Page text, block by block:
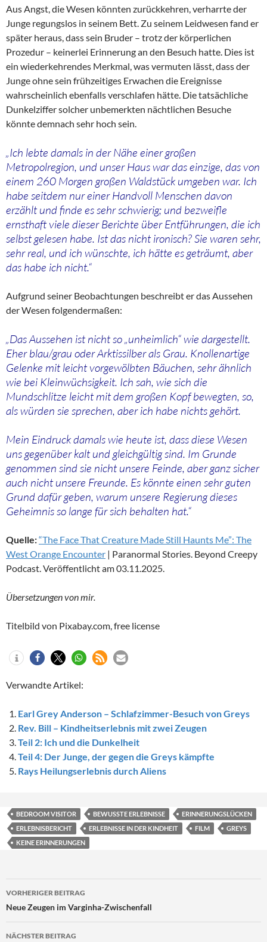
Aus Angst, die Wesen könnten zurückkehren, verharrte der
Junge regungslos in seinem Bett. Zu seinem Leidwesen fand er
später heraus, dass sein Bruder – trotz der körperlichen
Prozedur – keinerlei Erinnerung an den Besuch hatte. Dies ist
ein wiederkehrendes Merkmal, was vermuten lässt, dass der
Junge ohne sein frühzeitiges Erwachen die Ereignisse
wahrscheinlich ebenfalls verschlafen hätte. Die tatsächliche
Dunkelziffer solcher unbemerkten nächtlichen Besuche
könnte demnach sehr hoch sein.
„Ich lebte damals in der Nähe einer großen
Metropolregion, und unser Haus war das einzige, das von
einem 260 Morgen großen Waldstück umgeben war. Ich
habe seitdem nur einer Handvoll Menschen davon
erzählt und finde es sehr schwierig; und bezweifle
ernsthaft viele dieser Berichte über Entführungen, die ich
selbst gelesen habe. Ist das nicht ironisch? Sie waren sehr,
sehr real, und ich wünschte, ich hätte es geträumt, aber
das habe ich nicht.“
Aufgrund seiner Beobachtungen beschreibt er das Aussehen
der Wesen folgendermaßen:
„Das Aussehen ist nicht so „unheimlich“ wie dargestellt.
Eher blau/grau oder Arktissilber als Grau. Knollenartige
Gelenke mit leicht vorgewölbten Bäuchen, sehr ähnlich
wie bei Kleinwüchsigkeit. Ich sah, wie sich die
Mundschlitze leicht mit dem großen Kopf bewegten, so,
als würden sie sprechen, aber ich habe nichts gehört.
Mein Eindruck damals wie heute ist, dass diese Wesen
uns gegenüber kalt und gleichgültig sind. Im Grunde
genommen sind sie nicht unsere Feinde, aber ganz sicher
auch nicht unsere Freunde. Es könnte einen sehr guten
Grund dafür geben, warum unsere Regierung dieses
Geheimnis so lange für sich behalten hat.“
Quelle:“The Face That Creature Made Still Haunts Me”: The
West Orange Encounter | Paranormal Stories. Beyond Creepy
Podcast. Veröffentlicht am 03.11.2025.
Übersetzungen von mir.
Titelbild von Pixabay.com, free license
Verwandte Artikel:
Earl Grey Anderson – Schlafzimmer-Besuch von Greys
Rev. Bill – Kindheitserlebnis mit zwei Zeugen
Teil 2: Ich und die Dunkelheit
Teil 4: Der Junge, der gegen die Greys kämpfte
Rays Heilungserlebnis durch Aliens
BEDROOM VISITOR BEWUSSTE ERLEBNISSE
ERINNERUNGSLÜCKEN
ERLEBNISBERICHT
ERLEBNISSE IN DER KINDHEIT FILM
GREYS
KEINE ERINNERUNGEN
Beitragsnavigation
VORHERIGER BEITRAG
Neue Zeugen im Varginha-Zwischenfall
NÄCHSTER BEITRAG